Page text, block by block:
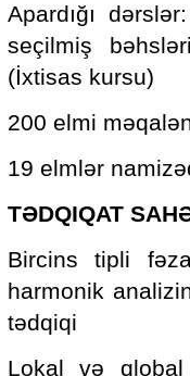
Apardığı
seçilmiş
(İxtisas kursu)
200 elmi
19 elmlər
TƏDQIQAT
Bircins tipli
harmonik
tədqiqi
Lokal və